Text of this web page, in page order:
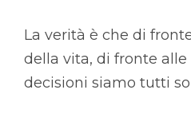
La verità è che di
della vita, di fronte alle
decisioni siamo tutti